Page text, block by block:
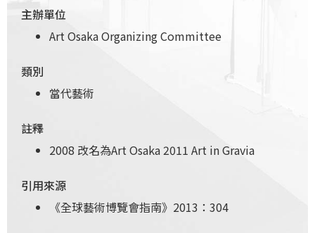
主辦單位
Art Osaka Organizing Committee
類別
當代藝術
註釋
2008 改名為Art Osaka 2011 Art in Gravia
引用來源
《全球藝術博覽會指南》2013：304